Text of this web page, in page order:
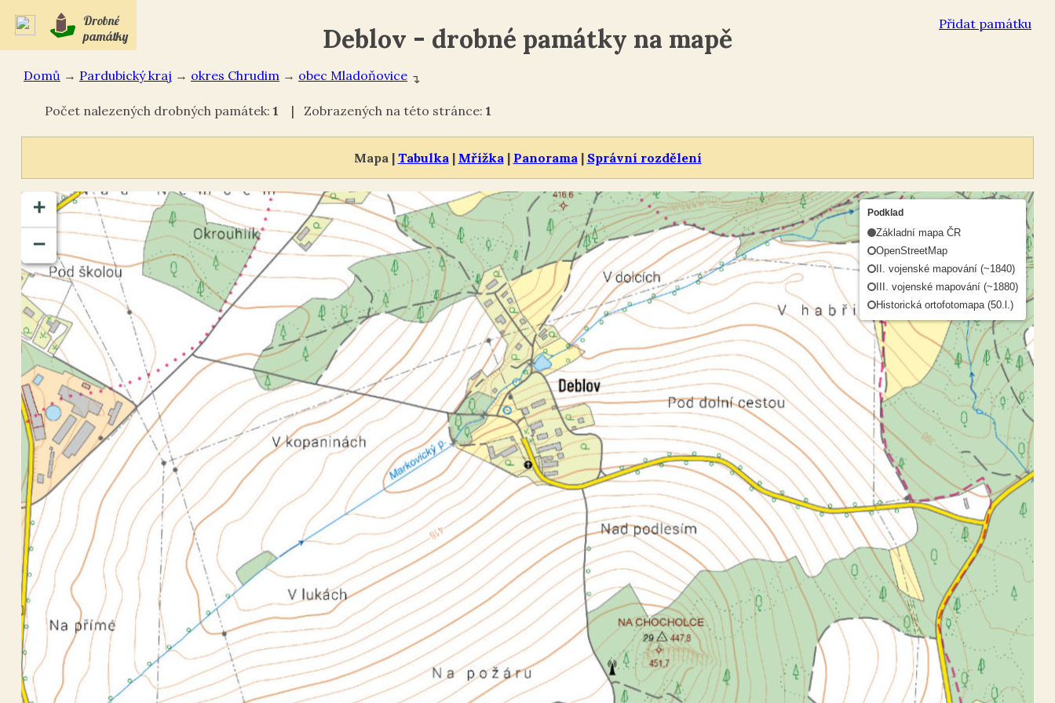
Přidat památku
Drobné
památky
Deblov - drobné památky na mapě
Domů → Pardubický kraj → okres Chrudim → Mladoňovice ↴
Počet nalezených drobných památek: 1 | Zobrazených na této stránce: 1
Mapa | Tabulka | Mřížka | Panorama | Správní rozdělení
+
−
Podklad
Základní mapa ČR
OpenStreetMap
II. vojenské mapování (~1840)
III. vojenské mapování (~1880)
Historická ortofotomapa (50.l.)